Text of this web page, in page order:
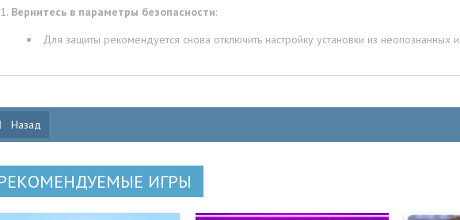
Вернитесь в параметры безопасности:
Для защиты рекомендуется снова отключить настройку установки из неопознанных
Назад
ИГРЫ